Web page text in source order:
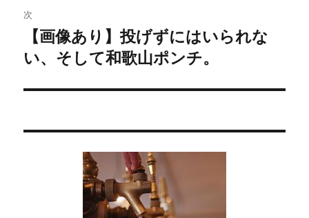
ゲ
ー
シ
ン
稿:
次
の
稿:
【画像あり】投げずにはいられな
い、そして和歌山ポンチ。